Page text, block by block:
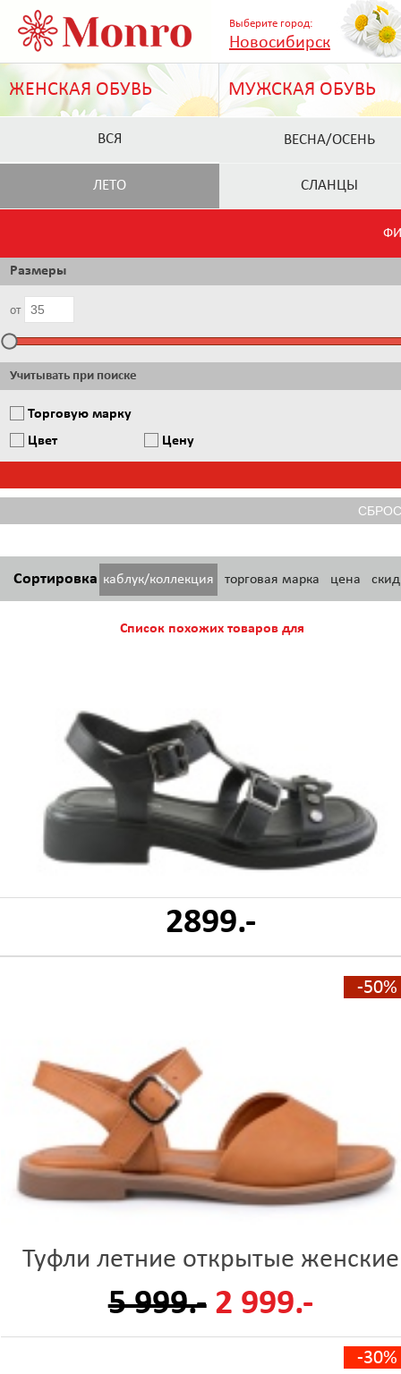
Выберите город:
Новосибирск
ЖЕНСКАЯ ОБУВЬ МУЖСКАЯ ОБУВЬ
ВСЯ ВЕСНА/ОСЕНЬ
ЛЕТО СЛАНЦЫ
Размеры
от
Учитывать при поиске
Торговую марку
Цвет
Цену
Сортировка каблук/коллекция торговая марка цена
Список похожих товаров для
2899.-
-50%
Туфли летние открытые женские
5 999.- 2 999.-
-30%